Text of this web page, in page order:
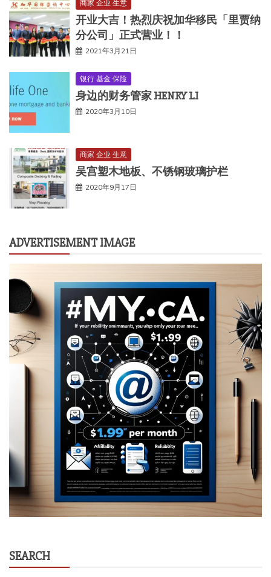
商家 企业 生意
开业大吉！热烈庆祝加华移民「里贾纳
分公司」正式营业！！
2021年3月21日
银行 基金 保险
身边的财务管家 HENRY LI
2020年3月10日
商家 企业 生意
吴宫塑木地板、不锈钢玻璃护栏
2020年9月17日
ADVERTISEMENT IMAGE
SEARCH